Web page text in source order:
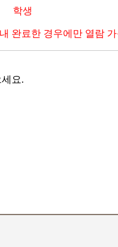
학생
완료한 경우에만 열람
요.